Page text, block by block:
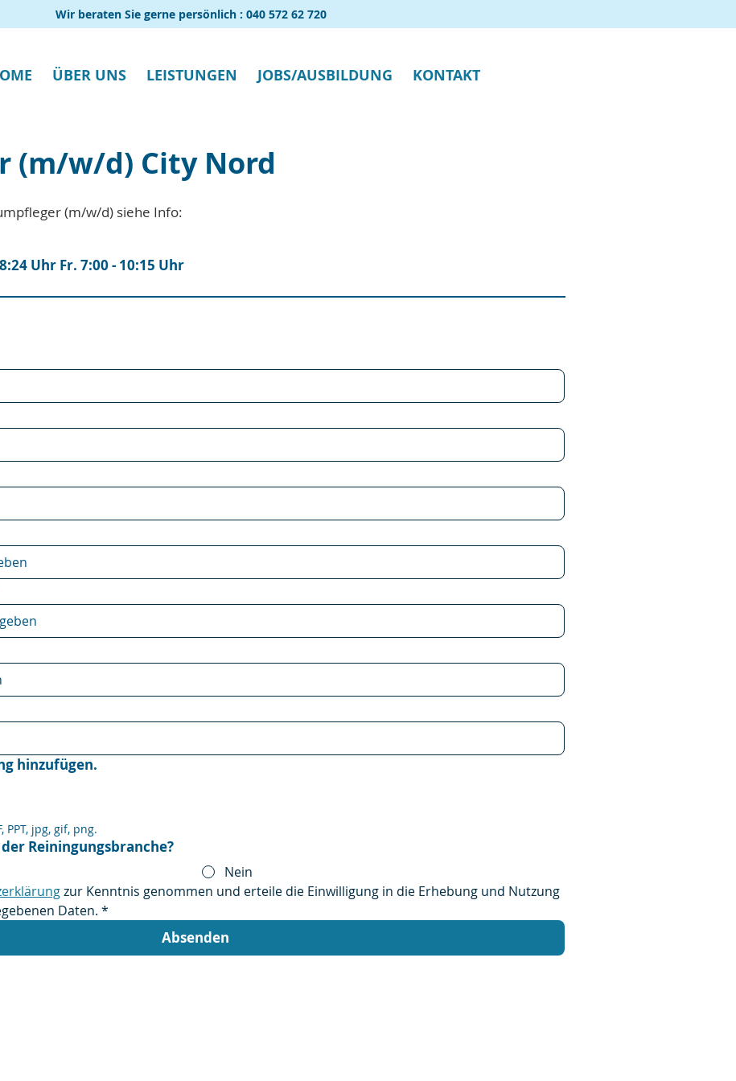
ÜBER UNS LEISTUNGEN JOBS/AUSBILDUNG KONTAKT
Wir beraten Sie gerne persönlich : 040 572 62 720
(m/w/d) City Nord
(m/w/d) siehe Info:
Uhr Fr. 7:00 - 10:15 Uhr
hinzufügen.
PPT, jpg, gif, png.
Reiningungsbranche?
Nein
zur Kenntnis genommen und erteile die Einwilligung in die Erhebung und Nutzung
Daten. *
Absenden